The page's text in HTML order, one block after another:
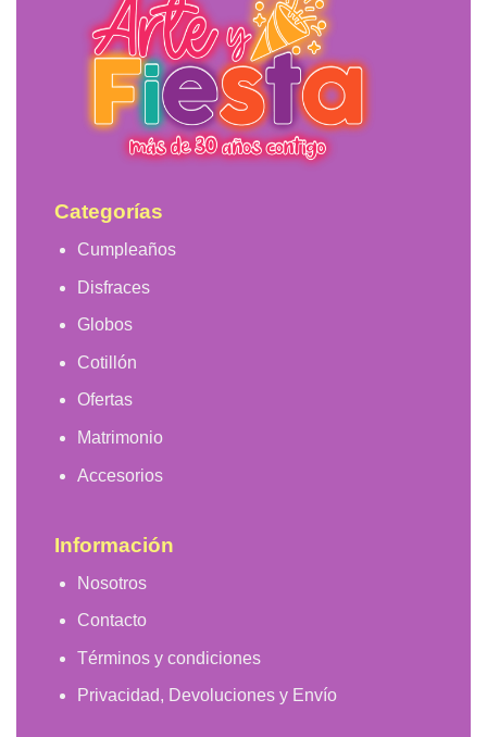
Categorías
Cumpleaños
Disfraces
Globos
Cotillón
Ofertas
Matrimonio
Accesorios
Información
Nosotros
Contacto
Términos y condiciones
Privacidad, Devoluciones y Envío